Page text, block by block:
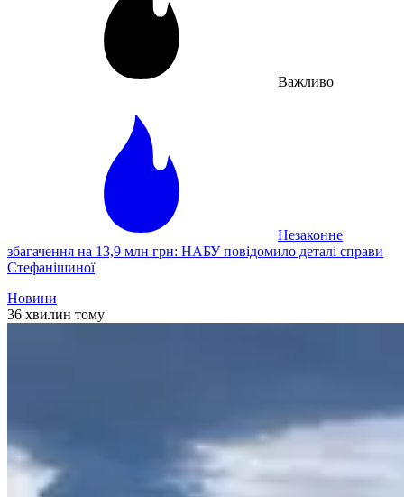
Важливо
Незаконне
збагачення на 13,9 млн грн: НАБУ повідомило деталі справи
Стефанішиної
Новини
36 хвилин тому